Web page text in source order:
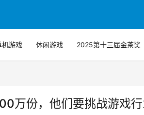
机游戏 休闲游戏 2025第十三届金茶奖
万份，他们要挑战游戏